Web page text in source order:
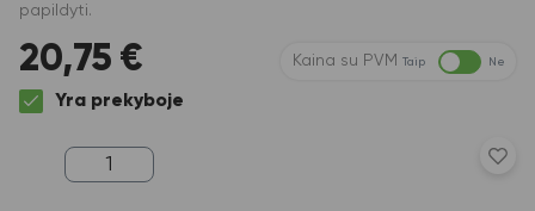
papildyti.
20,75 € Kaina su PVM Taip Ne
Yra prekyboje
produkto
kiekis: